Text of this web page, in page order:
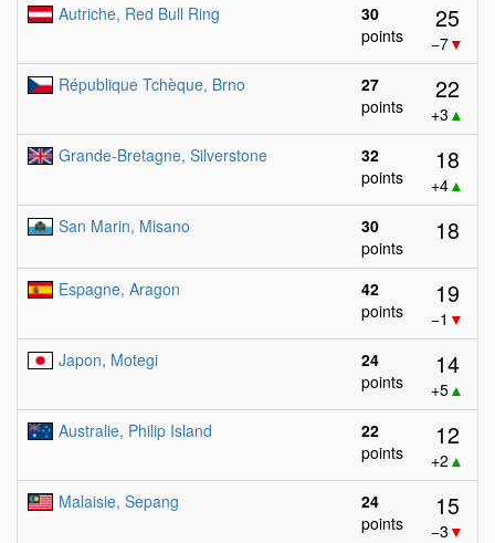
Autriche, Red Bull Ring
30
points
25
−7▼
République Tchèque, Brno
27
points
22
+3 ▲
Grande-Bretagne, Silverstone
32
points
18
+4▲
San Marin, Misano
30
points
18
Espagne, Aragon
42
points
19
−1 ▼
Japon, Motegi
24
points
14
+5▲
Australie, Philip Island
22
points
12
+2 ▲
Malaisie, Sepang
24
points
15
−3 ▼